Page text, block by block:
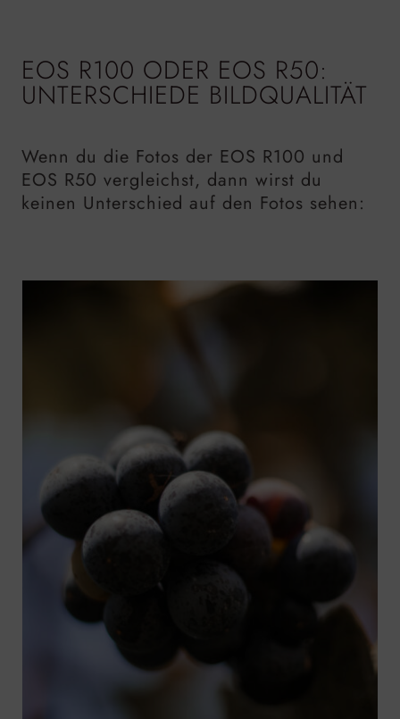
EOS R100 ODER EOS R50:
UNTERSCHIEDE BILDQUALITÄT
Wenn du die Fotos der EOS R100 und
EOS R50 vergleichst, dann wirst du
keinen Unterschied auf den Fotos sehen: